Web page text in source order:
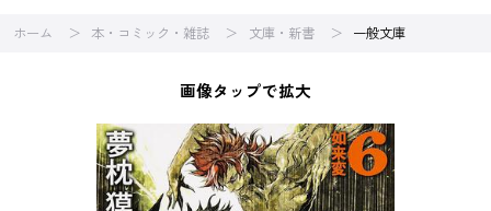
ホーム 本・コミック・雑誌 文庫・新書 一般文庫
画像タップで拡大